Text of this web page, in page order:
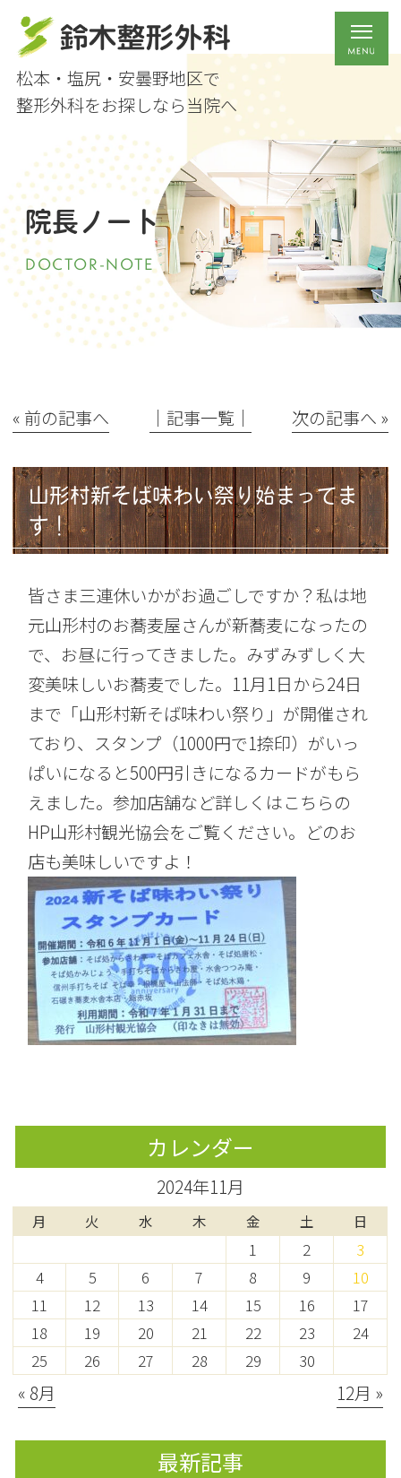
松本・塩尻・安曇野地区で
整形外科をお探しなら当院へ
院長ノート
DOCTOR-NOTE
« 前の記事へ │記事一覧│ 次の記事へ »
山形村新そば味わい祭り始まってま
す！
皆さま三連休いかがお過ごしですか？私は地
元山形村のお蕎麦屋さんが新蕎麦になったの
で、お昼に行ってきました。みずみずしく大
変美味しいお蕎麦でした。11月1日から24日
まで「山形村新そば味わい祭り」が開催され
ており、スタンプ（1000円で1捺印）がいっ
ぱいになると500円引きになるカードがもら
えました。参加店舗など詳しくはこちらの
HP山形村観光協会をご覧ください。どのお
店も美味しいですよ！
カレンダー
2024年11月
月 火 水 木 金 土 日
1 2
3
4
5 6 7 8 9
10
11
12 13 14 15 16
17
18
19 20 21 22 23
24
25
26 27 28 29 30
« 8月 12月 »
最新記事